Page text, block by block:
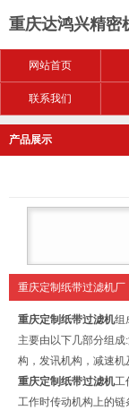
重庆达鸿兴精密
网站首页
联系我们
产品展示
重庆定制纸带过滤机厂
重庆定制纸带过滤机组
主要由以下几部分组
构，发讯机构，减速机
重庆定制纸带过滤机工
工作时传动机构上的